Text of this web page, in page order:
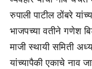
रुपाली पाटील ठोंबरे
भाजपच्या वतीने गणेश
माजी स्थायी समिती
यांच्यापैकी एकाचे नाव